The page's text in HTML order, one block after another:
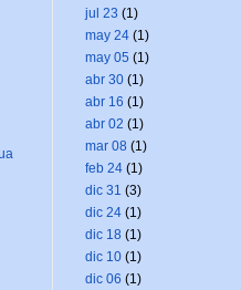
jul 23 (1)
may 24(1)
may 05 (1)
abr 30(1)
abr 16 (1)
abr 02 (1)
mar 08 (1)
feb 24(1)
dic 31 (3)
dic 24(1)
dic 18 (1)
dic 10(1)
dic 06 (1)